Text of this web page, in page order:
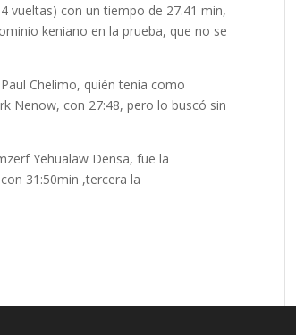
vueltas) con un tiempo de 27.41 min,
keniano en la prueba, que no se
Chelimo, quién tenía como
Nenow, con 27:48, pero lo buscó sin
Yehualaw Densa, fue la
31:50min ,tercera la